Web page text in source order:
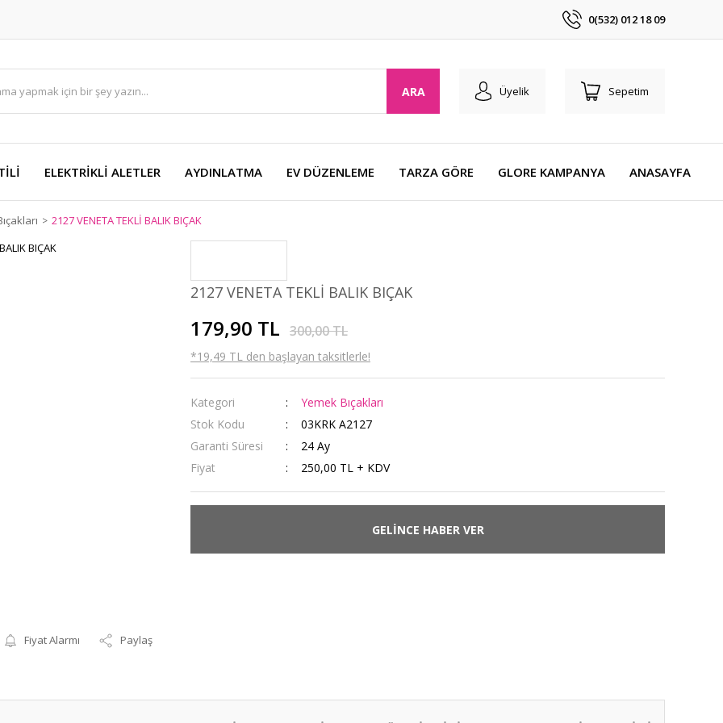
0(532) 012 18 09
ARA Üyelik Sepetim
ELEKTRİKLİ ALETLER AYDINLATMA EV DÜZENLEME TARZA GÖRE GLORE KAMPANYA ANASAYFA
2127 VENETA TEKLİ BALIK BIÇAK
Fiyat Alarmı Paylaş
2127 VENETA TEKLİ BALIK BIÇAK
179,90 TL 300,00 TL
*19,49 TL den başlayan taksitlerle!
Kategori
Yemek Bıçakları
Stok Kodu
03KRK A2127
Garanti Süresi
24 Ay
Fiyat
250,00 TL + KDV
GELİNCE HABER VER